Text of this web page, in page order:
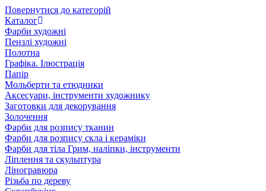
Повернутися до категорій
Каталог
Фарби художні
Пензлі художні
Полотна
Графіка. Ілюстрація
Папір
Мольберти та етюдники
Аксесуари, інструменти художнику
Заготовки для декорування
Золочення
Фарби для розпису тканин
Фарби для розпису скла і кераміки
Фарби для тіла Грим, наліпки, інструменти
Ліплення та скульптура
Ліногравюра
Різьба по дереву